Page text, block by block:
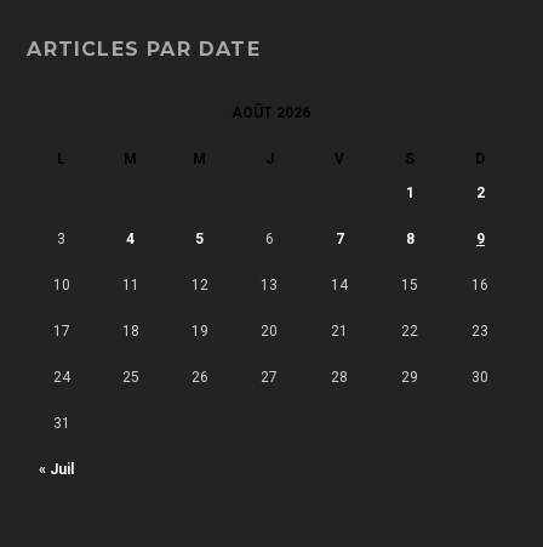
ARTICLES PAR DATE
AOÛT 2026
L M M J V S D
« Juil
1 2
3 4 5 6 7 8 9
10 11 12 13 14 15 16
17 18 19 20 21 22 23
24 25 26 27 28 29 30
31